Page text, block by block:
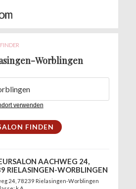
Worblingen
verwenden
AACHWEG 24,
RIELASINGEN-WORBLINGEN
24, 78239 Rielasingen-Worblingen